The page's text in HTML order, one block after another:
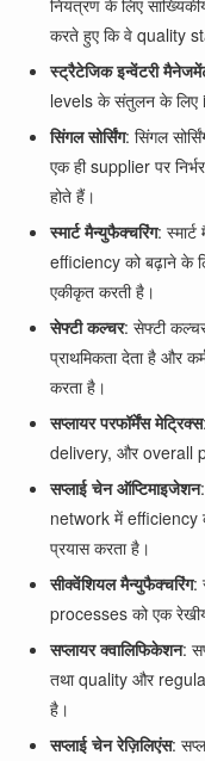
नियंत्रण के लिए
करते हुए कि वे quality
स्ट्रैटेजिक इन्वेंटरी
levels के संतुलन के लिए
सिंगल सोर्सिंग: सिंगल
एक ही supplier पर
होते हैं।
स्मार्ट मैन्युफैक्चरिंग:
efficiency को बढ़ाने के
एकीकृत करती है।
सेफ्टी कल्चर: सेफ्टी
प्राथमिकता देता है और
करता है।
सप्लायर परफॉर्मेंस मेट्रिक्स
delivery, और overall
सप्लाई चेन ऑप्टिमाइजेशन
network में efficiency
प्रयास करता है।
सीक्वेंशियल मैन्युफैक्चरिंग:
processes को एक
सप्लायर क्वालिफिकेशन:
तथा quality और
है।
सप्लाई चेन रेज़िलिएंस: